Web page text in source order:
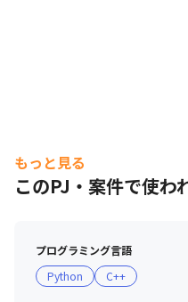
もっと見る
このPJ・案件で使わ
プログラミング言語
Python
C++